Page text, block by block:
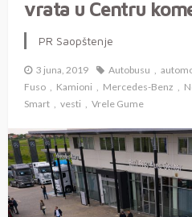
vrata u Centru
PR Saopštenje
3 juna, 2019 Autobusu
Fuso
Kamioni Mercedes-Benz
Smart
vesti Vrele Gume